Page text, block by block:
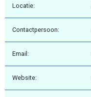
Locatie:
Contactpersoon:
Email:
Website: